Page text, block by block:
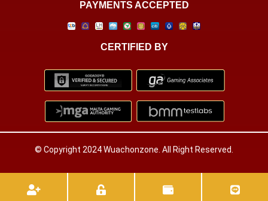
PAYMENTS ACCEPTED
CERTIFIED BY
© Copyright 2024 Wuachonzone. All Right Reserved.